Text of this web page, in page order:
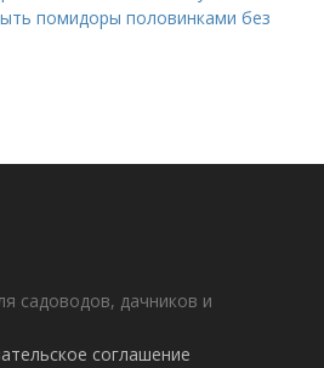
помидоры половинками без
садоводов, дачников и
соглашение